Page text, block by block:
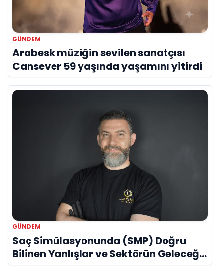
GÜNDEM
Arabesk müziğin sevilen sanatçısı
Cansever 59 yaşında yaşamını yitirdi
GÜNDEM
Saç Simülasyonunda (SMP) Doğru
Bilinen Yanlışlar ve Sektörün Geleceği:
Onur Akdeniz ile Özel Röportaj